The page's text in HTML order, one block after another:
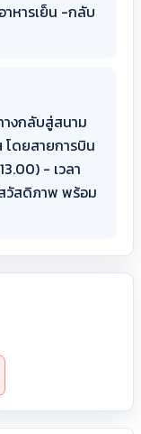
าหารเย็น -กลับ
างกลับสู่สนาม
ดยสายการบิน
- เวลา
วัสดิภาพ พร้อม